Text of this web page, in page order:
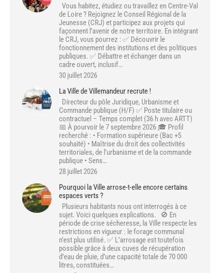
Vous habitez, étudiez ou travaillez en Centre-Val
de Loire ? Rejoignez le Conseil Régional de la
Jeunesse (CRJ) et participez aux projets qui
façonnent l’avenir de notre territoire. En intégrant
le CRJ, vous pourrez : ✅ Découvrir le
fonctionnement des institutions et des politiques
publiques. ✅ Débattre et échanger dans un
cadre ouvert, inclusif…
30 juillet 2026
La Ville de Villemandeur recrute !
Directeur du pôle Juridique, Urbanisme et
Commande publique (H/F) ✅ Poste titulaire ou
contractuel – Temps complet (36 h avec ARTT)
📅 À pourvoir le 7 septembre 2026 🎓 Profil
recherché : • Formation supérieure (Bac +5
souhaité) • Maîtrise du droit des collectivités
territoriales, de l’urbanisme et de la commande
publique • Sens…
28 juillet 2026
Pourquoi la Ville arrose-t-elle encore certains
espaces verts ?
Plusieurs habitants nous ont interrogés à ce
sujet. Voici quelques explications. 🚫 En
période de crise sécheresse, la Ville respecte les
restrictions en vigueur : le forage communal
n’est plus utilisé. ✅ L’arrosage est toutefois
possible grâce à deux cuves de récupération
d’eau de pluie, d’une capacité totale de 70 000
litres, constituées…